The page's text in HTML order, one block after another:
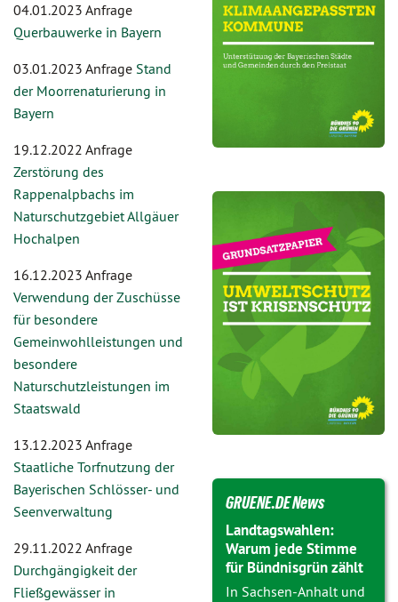
04.01.2023 Anfrage
Querbauwerke in Bayern
03.01.2023 Anfrage Stand
der Moorrenaturierung in
Bayern
19.12.2022 Anfrage
Zerstörung des
Rappenalpbachs im
Naturschutzgebiet Allgäuer
Hochalpen
16.12.2023 Anfrage
Verwendung der Zuschüsse
für besondere
Gemeinwohlleistungen und
besondere
Naturschutzleistungen im
Staatswald
13.12.2023 Anfrage
Staatliche Torfnutzung der
Bayerischen Schlösser- und
Seenverwaltung
29.11.2022 Anfrage
Durchgängigkeit der
Fließgewässer in
GRUENE.DE News
Landtagswahlen:
Warum jede Stimme
für Bündnisgrün zählt
In Sachsen-Anhalt und